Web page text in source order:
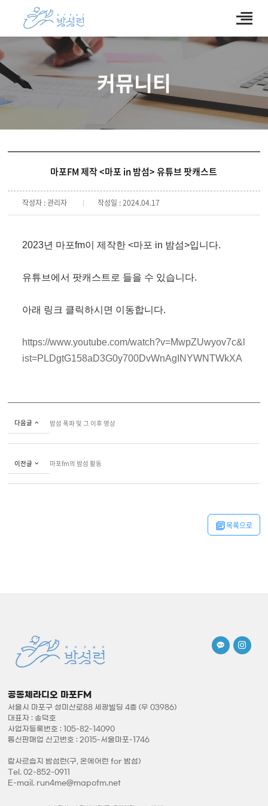
커뮤니티
마포FM 제작 <마포 in 밤섬> 유튜브 팟캐스트
작성자 : 관리자 작성일 : 2024.04.17
2023년 마포fm이 제작한 <마포 in 밤섬>입니다.
유튜브에서 팟캐스트로 들을 수 있습니다.
아래 링크 클릭하시면 이동합니다.
https://www.youtube.com/watch?v=MwpZUwyov7c&l
ist=PLDgtG158aD3G0y700DvWnAgINYWNTWkXA
다음글 밤섬 폭파 및 그 이후 영상
이전글 마포fm의 밤섬 활동
목록으로
공동체라디오 마포FM
서울시 마포구 성미산로88 세광빌딩 4층 (우 03986)
대표자 : 송덕호
사업자등록번호 : 105-82-14090
통신판매업 신고번호 : 2015-서울마포-1746
람사르습지 밤섬런(구, 온에어런 for 밤섬)
Tel. 02-852-0911
E-mail. run4me@mapofm.net